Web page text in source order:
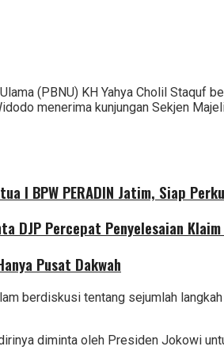
(PBNU) KH Yahya Cholil
menerima kunjungan Sekjen
I BPW PERADIN Jatim, Siap
DJP Percepat Penyelesaian
Pusat Dakwah
berdiskusi tentang sejumlah
diminta oleh Presiden Jokowi